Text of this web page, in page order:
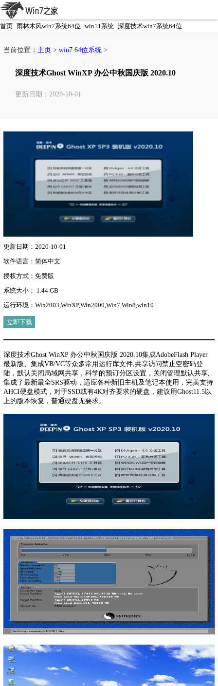
首页 雨林木风win7系统64位 win11系统 深度技术win7系统64位
当前位置： 主页 >win7 64位系统 >
深度技术Ghost WinXP 办公中秋国庆版 2020.10
更新日期：2020-10-01
更新日期：2020-10-01
软件语言：简体中文
授权方式：免费版
系统大小： 1.44 GB
运行环境：Win2003,WinXP,Win2000,Win7,Win8,win10
立即下载
深度技术Ghost WinXP 办公中秋国庆版 2020.10集成AdobeFlash Player
最新版、集成VB/VC等众多常用运行库文件,共享访问禁止空密码登
陆，默认关闭局域网共享，科学的预订分区设置，关闭管理默认共享,
集成了最新最全SRS驱动，适应各种新旧主机及笔记本使用，完美支持
AHCI硬盘模式，对于SSD或有4K对齐要求的硬盘，建议用Ghost11.5以
上的版本恢复，普通硬盘无要求。